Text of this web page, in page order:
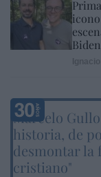
Biden
Marcelo
historia, de
desmontar la
cristiano"